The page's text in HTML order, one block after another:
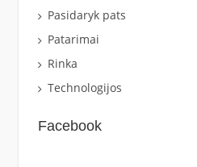
Pasidaryk pats
Patarimai
Rinka
Technologijos
Facebook